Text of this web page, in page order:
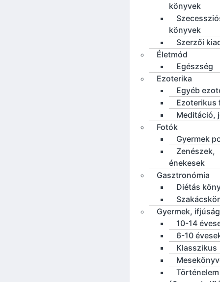
könyvek
könyvek
Szerzői
Életmód
Egészség
Ezoterika
Egyéb
Ezoterikus
Meditáció,
Fotók
Gyermek
Zenészek,
énekesek
Gasztronómia
Diétás
Gyermek,
10-14
6-10
Klasszikus
Történelem